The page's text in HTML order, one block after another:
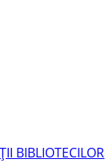
BIBLIOTECILOR